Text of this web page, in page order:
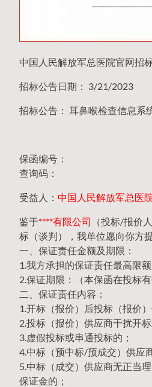
中国人民解放军总医院官网招
招标公告日期： 3/21/2023
招标公告： 耳鼻喉检查信息系
保函编号：
查询码：
受益人： 中国人民解放军总医
鉴于****有限公司 （投标/报价
标（谈判），我单位愿向你方
一、保证责任金额及期限：
1.我方承担的保证责任最高限
2.保证期限：（本保函在投标
二、保证责任内容：
1.开标（报价）后投标（报价
2.投标（报价）供应商干扰开
3.虚假投标或串通投标的；
4.中标（预中标/预成交）供应
5.中标（成交）供应商无正当
保证金的；